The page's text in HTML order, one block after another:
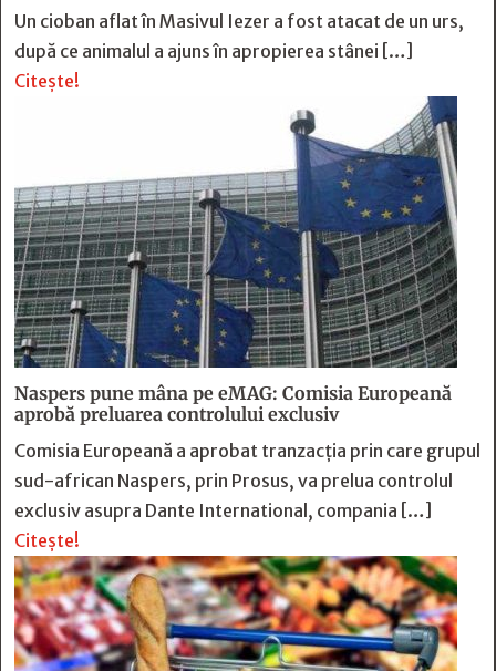
Un cioban aflat în Masivul Iezer a fost atacat de un urs,
după ce animalul a ajuns în apropierea stânei […]
Citește!
Naspers pune mâna pe eMAG: Comisia Europeană
aprobă preluarea controlului exclusiv
Comisia Europeană a aprobat tranzacția prin care grupul
sud-african Naspers, prin Prosus, va prelua controlul
exclusiv asupra Dante International, compania […]
Citește!